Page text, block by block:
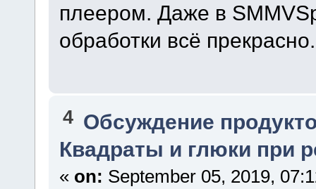
плеером. Даже в
обработки всё прекрасно.
4 Обсуждение
Квадраты и глюки при
« on: September 05, 2019,